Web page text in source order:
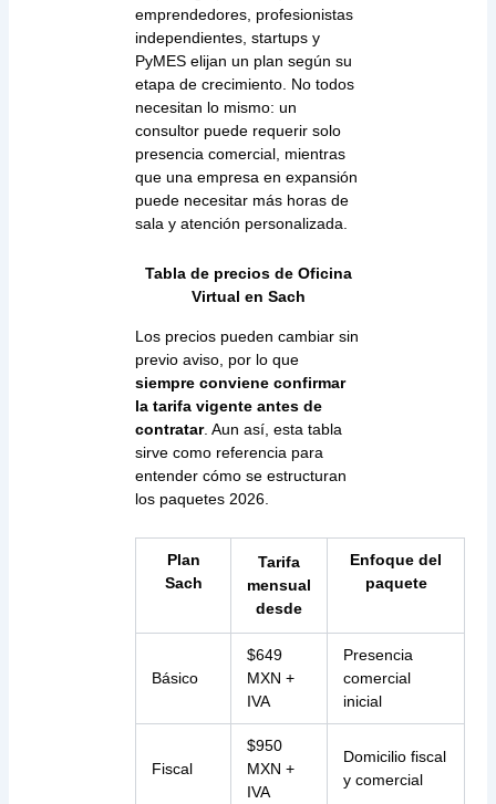
emprendedores, profesionistas
independientes, startups y
PyMES elijan un plan según su
etapa de crecimiento. No todos
necesitan lo mismo: un
consultor puede requerir solo
presencia comercial, mientras
que una empresa en expansión
puede necesitar más horas de
sala y atención personalizada.
Tabla de precios de Oficina
Virtual en Sach
Los precios pueden cambiar sin
previo aviso, por lo que
siempre conviene confirmar
la tarifa vigente antes de
contratar. Aun así, esta tabla
sirve como referencia para
entender cómo se estructuran
los paquetes 2026.
Plan
Sach
Tarifa
mensual
desde
Enfoque del
paquete
Básico
$649
MXN +
IVA
Presencia
comercial
inicial
Fiscal
$950
MXN +
IVA
Domicilio fiscal
y comercial